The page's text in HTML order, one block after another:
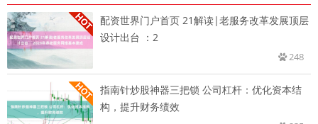
配资世界门户首页 21解读|老服务改革发展顶层
设计出台 ：2
248
指南针炒股神器三把锁 公司杠杆：优化资本结
构，提升财务绩效